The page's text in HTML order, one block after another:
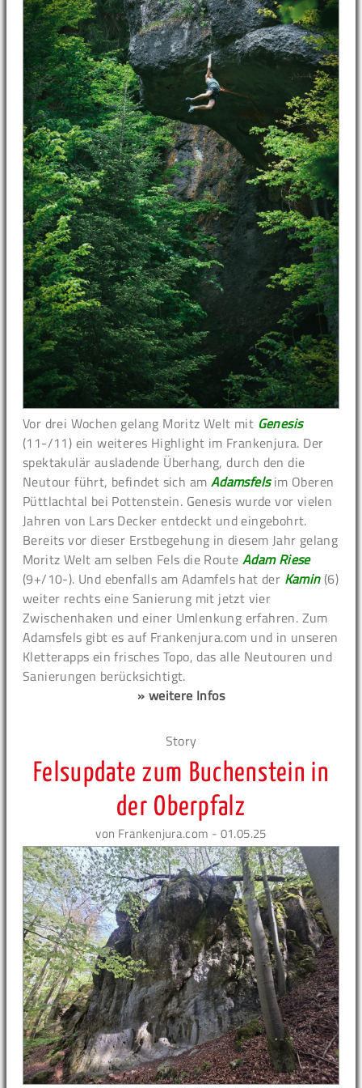
Vor drei Wochen gelang Moritz Welt mit Genesis
(11-/11) ein weiteres Highlight im Frankenjura. Der
spektakulär ausladende Überhang, durch den die
Neutour führt, befindet sich am Adamsfelsim Oberen
Püttlachtal bei Pottenstein. Genesis wurde vor vielen
Jahren von Lars Decker entdeckt und eingebohrt.
Bereits vor dieser Erstbegehung in diesem Jahr gelang
Moritz Welt am selben Fels die Route Adam Riese
(9+/10-). Und ebenfalls am Adamfels hat der Kamin(6)
weiter rechts eine Sanierung mit jetzt vier
Zwischenhaken und einer Umlenkung erfahren. Zum
Adamsfels gibt es auf Frankenjura.com und in unseren
Kletterapps ein frisches Topo, das alle Neutouren und
Sanierungen berücksichtigt.
» weitere Infos
Story
Felsupdate zum Buchenstein in
der Oberpfalz
von Frankenjura.com - 01.05.25